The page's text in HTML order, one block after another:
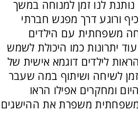
לנו זמן למנוחה במשך
ורוגע דרך מפגש חברתי
משפחתית עם הילדים
יתרונות כמו היכולת לשמש
לילדים דוגמא אישית של
לשיחה ושיתוף במה שעבר
ומחקרים אפילו הראו
משפרת את ההישגים